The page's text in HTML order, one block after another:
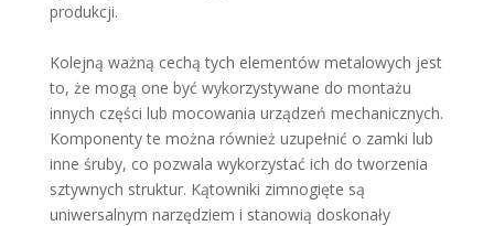
produkcji.
Kolejną ważną cechą tych elementów metalowych jest
to, że mogą one być wykorzystywane do montażu
innych części lub mocowania urządzeń mechanicznych.
Komponenty te można również uzupełnić o zamki lub
inne śruby, co pozwala wykorzystać ich do tworzenia
sztywnych struktur. Kątowniki zimnogięte są
uniwersalnym narzędziem i stanowią doskonały